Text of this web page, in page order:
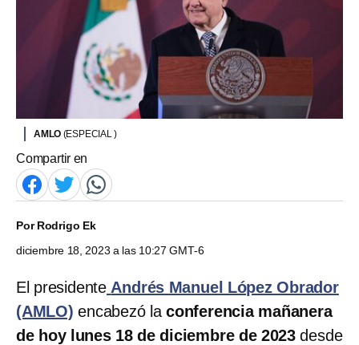
AMLO (ESPECIAL )
Compartir en
PorRodrigo Ek
diciembre 18, 2023 a las 10:27 GMT-6
El presidente Andrés Manuel López Obrador
(AMLO) encabezó laconferencia mañanera
de hoy lunes 18 de diciembre de 2023desde